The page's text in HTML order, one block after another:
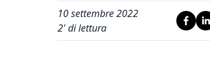
10 settembre 2022
2' di lettura